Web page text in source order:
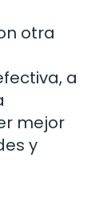
otra
a
mejor
y